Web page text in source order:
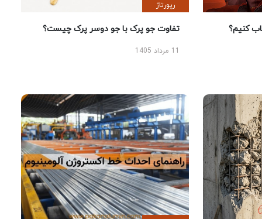
کنیم؟
رپورتاژ
تفاوت جو پرک با جو دوسر پرک چیست؟